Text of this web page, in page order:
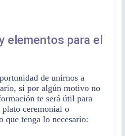
elementos para el
de unirnos a
si por algún motivo no
te será útil para
plato ceremonial o
que tenga lo necesario: